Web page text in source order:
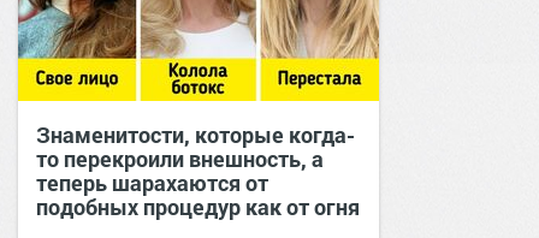
Знаменитости, которые когда-
то перекроили внешность, а
теперь шарахаются от
подобных процедур как от огня